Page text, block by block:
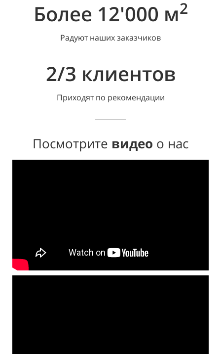
Более 12'000 м2
Радуют наших заказчиков
2/3 клиентов
Приходят по рекомендации
Посмотрите видео о нас